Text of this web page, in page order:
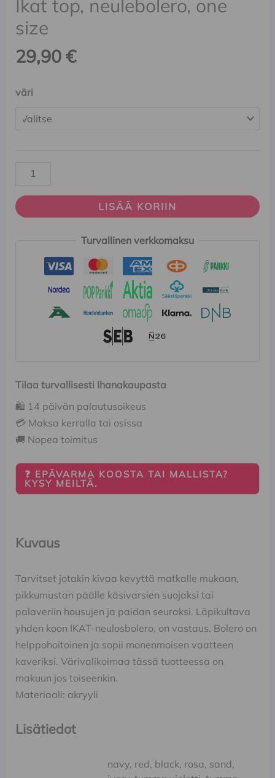
Ikat top, neulebolero, one
size
29,90€
väri
LISÄÄ KORIIN
Turvallinen verkkomaksu
Tilaa turvallisesti Ihanakaupasta
🛍️ 14 päivän palautusoikeus
💳 Maksa kerralla tai osissa
🚚 Nopea toimitus
❓ EPÄVARMA KOOSTA TAI MALLISTA?
KYSY MEILTÄ.
Kuvaus
Tarvitset jotakin kivaa kevyttä matkalle mukaan,
pikkumustan päälle käsivarsien suojaksi tai
palaveriin housujen ja paidan seuraksi. Läpikultava
yhden koon IKAT-neulosbolero, on vastaus. Bolero on
helppohoitoinen ja sopii monenmoisen vaatteen
kaveriksi. Värivalikoimaa tässä tuotteessa on
makuun jos toiseenkin.
Materiaali: akryyli
Lisätiedot
navy, red, black, rosa, sand,